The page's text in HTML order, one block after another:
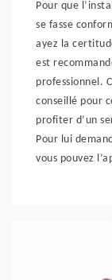
Pour que
se fasse
ayez la
est
professionnel.
conseillé pour
profiter d’un
Pour lui
vous pouvez